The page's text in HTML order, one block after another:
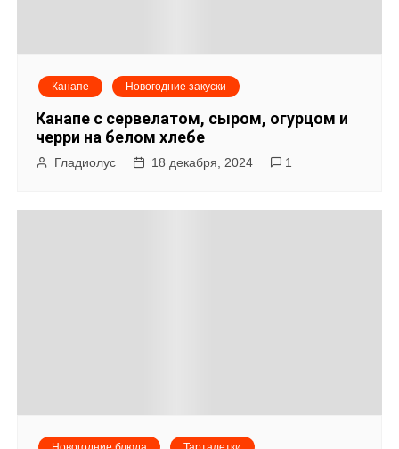
Канапе Новогодние закуски
Канапе с сервелатом, сыром, огурцом и
черри на белом хлебе
Гладиолус 18 декабря, 2024 1